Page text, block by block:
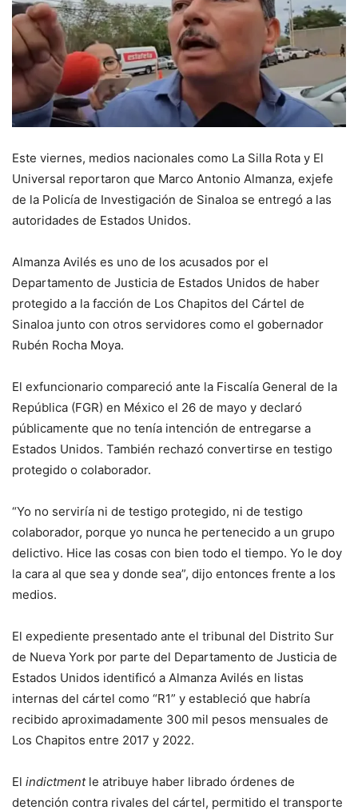
Este viernes, medios nacionales como La Silla Rota y El
Universal reportaron que Marco Antonio Almanza, exjefe
de la Policía de Investigación de Sinaloa se entregó a las
autoridades de Estados Unidos.
Almanza Avilés es uno de los acusados por el
Departamento de Justicia de Estados Unidos de haber
protegido a la facción de Los Chapitos del Cártel de
Sinaloa junto con otros servidores como el gobernador
Rubén Rocha Moya.
El exfuncionario compareció ante la Fiscalía General de la
República (FGR) en México el 26 de mayo y declaró
públicamente que no tenía intención de entregarse a
Estados Unidos. También rechazó convertirse en testigo
protegido o colaborador.
“Yo no serviría ni de testigo protegido, ni de testigo
colaborador, porque yo nunca he pertenecido a un grupo
delictivo. Hice las cosas con bien todo el tiempo. Yo le doy
la cara al que sea y donde sea”, dijo entonces frente a los
medios.
El expediente presentado ante el tribunal del Distrito Sur
de Nueva York por parte del Departamento de Justicia de
Estados Unidos identificó a Almanza Avilés en listas
internas del cártel como “R1” y estableció que habría
recibido aproximadamente 300 mil pesos mensuales de
Los Chapitos entre 2017 y 2022.
El indictmentle atribuye haber librado órdenes de
detención contra rivales del cártel, permitido el transporte